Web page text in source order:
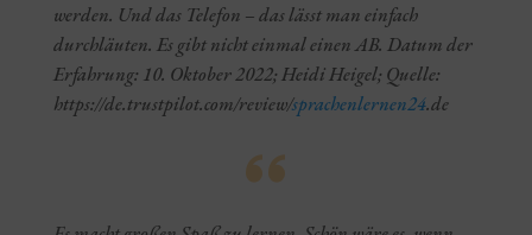
werden. Und das Telefon – das lässt man einfach
durchläuten. Es gibt nicht einmal einen AB. Datum der
Erfahrung: 10. Oktober 2022; Heidi Heigel; Quelle:
https://de.trustpilot.com/review/sprachenlernen24.de